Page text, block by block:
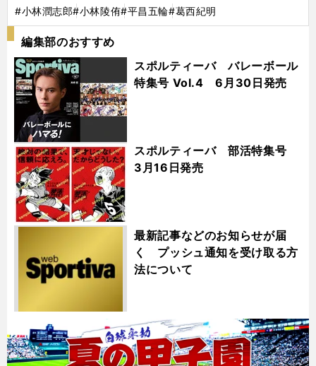
#小林潤志郎#小林陵侑#平昌五輪#葛西紀明
編集部のおすすめ
スポルティーバ バレーボール
特集号 Vol.4 6月30日発売
スポルティーバ 部活特集号
3月16日発売
最新記事などのお知らせが届
く プッシュ通知を受け取る方
法について